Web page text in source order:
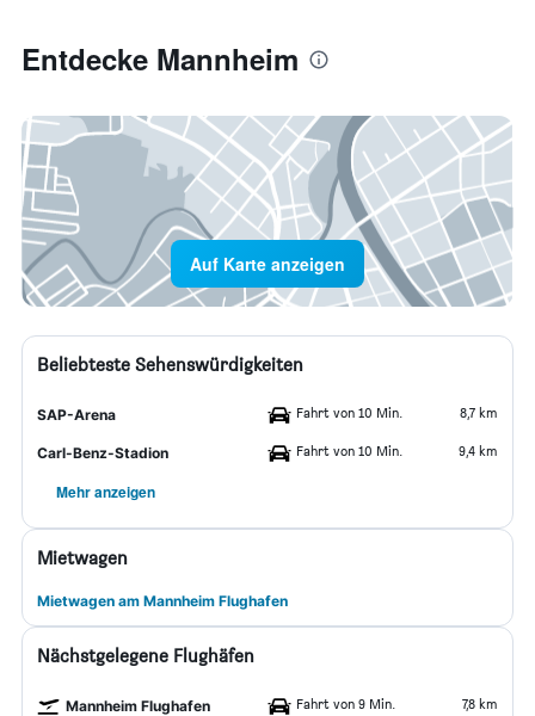
Entdecke Mannheim
Auf Karte anzeigen
Beliebteste Sehenswürdigkeiten
SAP-Arena Fahrt von 10 Min. 8,7 km
Carl-Benz-Stadion Fahrt von 10 Min. 9,4 km
Mehr anzeigen
Mietwagen
Mietwagen am Mannheim Flughafen
Nächstgelegene Flughäfen
Mannheim Flughafen Fahrt von 9 Min. 7,8 km